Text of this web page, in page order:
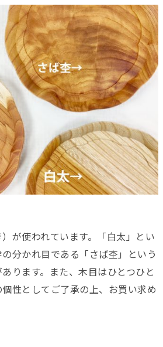
が使われています。「白太」とい
分かれ目である「さば杢」という
ります。また、木目はひとつひと
性としてご了承の上、お買い求め